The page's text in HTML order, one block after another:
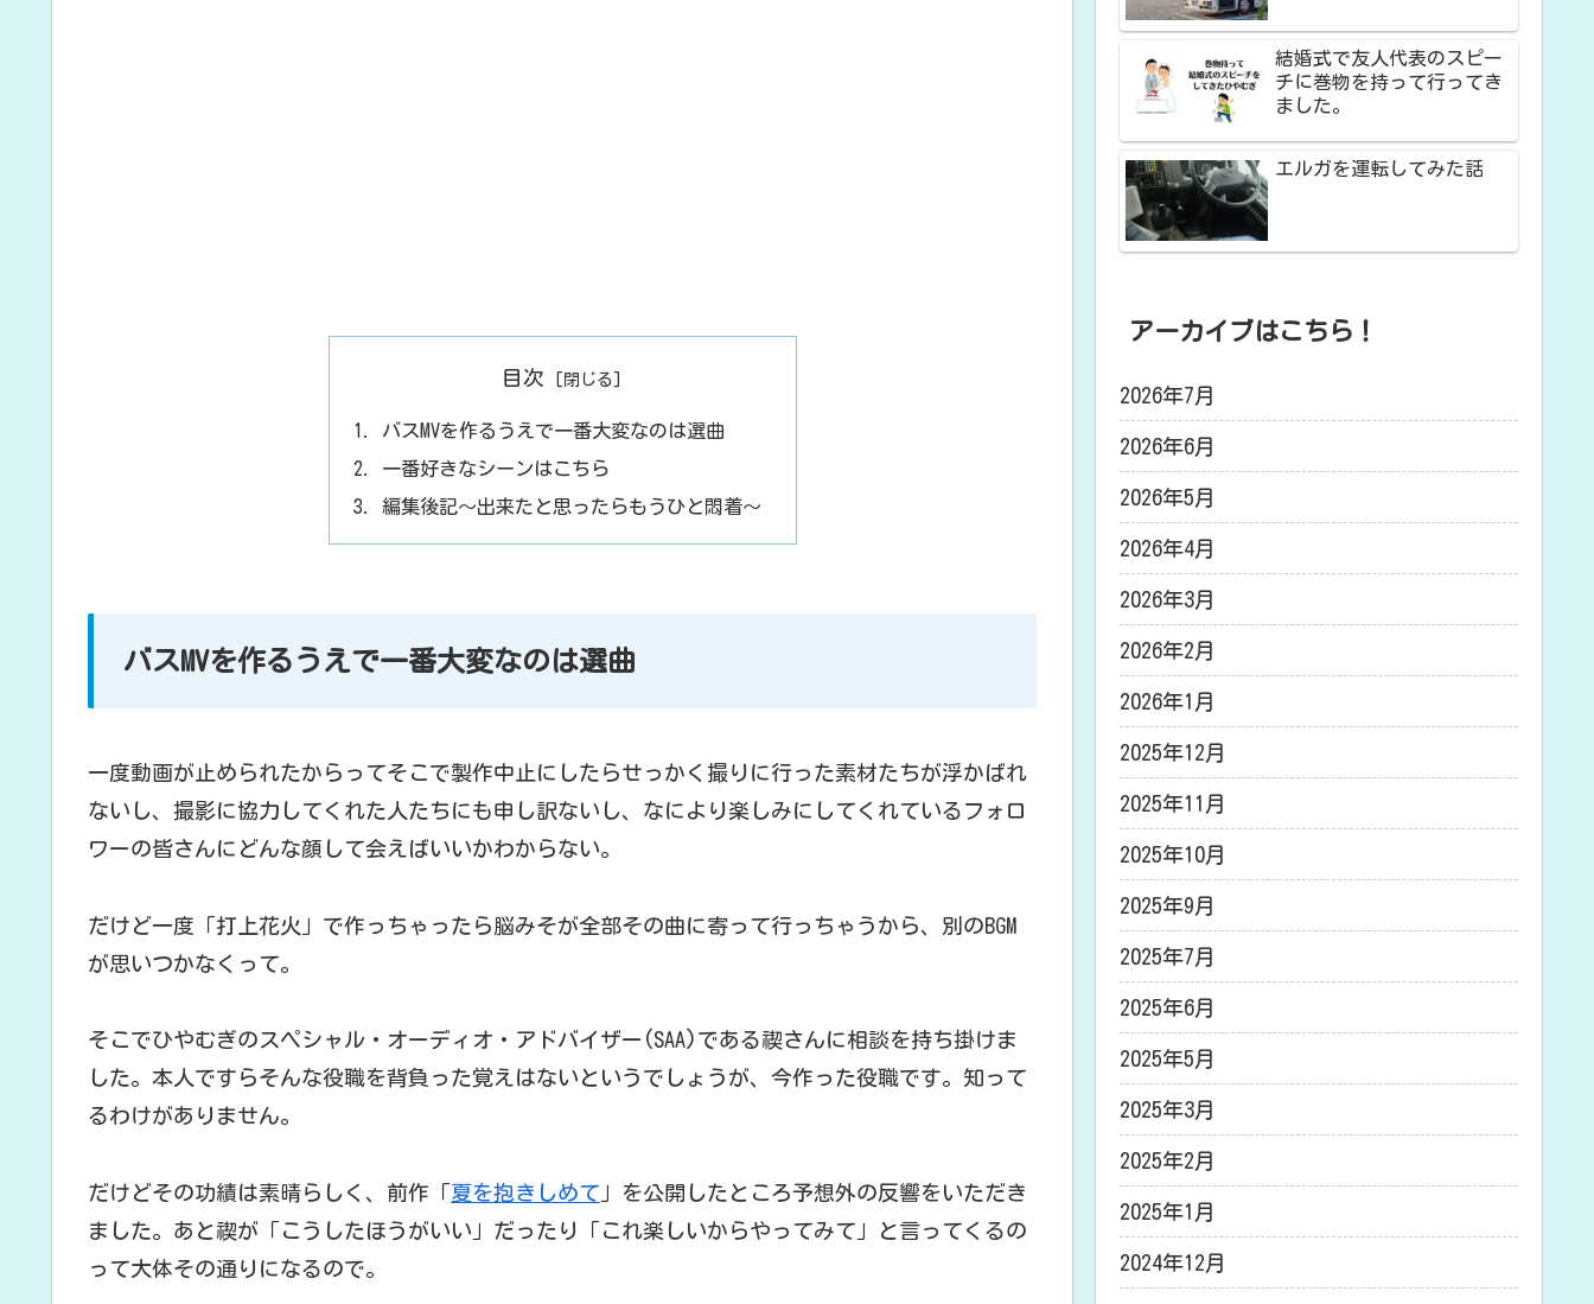
目次
バスMVを作るうえで一番大変なのは選曲
一番好きなシーンはこちら
編集後記～出来たと思ったらもうひと悶着～
バスMVを作るうえで一番大変なのは選曲
一度動画が止められたからってそこで製作中止にしたらせっかく撮りに行った素材たちが浮かばれ
ないし、撮影に協力してくれた人たちにも申し訳ないし、なにより楽しみにしてくれているフォロ
ワーの皆さんにどんな顔して会えばいいかわからない。
だけど一度「打上花火」で作っちゃったら脳みそが全部その曲に寄って行っちゃうから、別のBGM
が思いつかなくって。
そこでひやむぎのスペシャル・オーディオ・アドバイザー(SAA)である禊さんに相談を持ち掛けま
した。本人ですらそんな役職を背負った覚えはないというでしょうが、今作った役職です。知って
るわけがありません。
だけどその功績は素晴らしく、前作「夏を抱きしめて 」を公開したところ予想外の反響をいただき
ました。あと禊が「こうしたほうがいい」だったり「これ楽しいからやってみて」と言ってくるの
って大体その通りになるので。
結婚式で友人代表のスピー
チに巻物を持って行ってき
ました。
エルガを運転してみた話
アーカイブはこちら！
2026年7月
2026年6月
2026年5月
2026年4月
2026年3月
2026年2月
2026年1月
2025年12月
2025年11月
2025年10月
2025年9月
2025年7月
2025年6月
2025年5月
2025年3月
2025年2月
2025年1月
2024年12月